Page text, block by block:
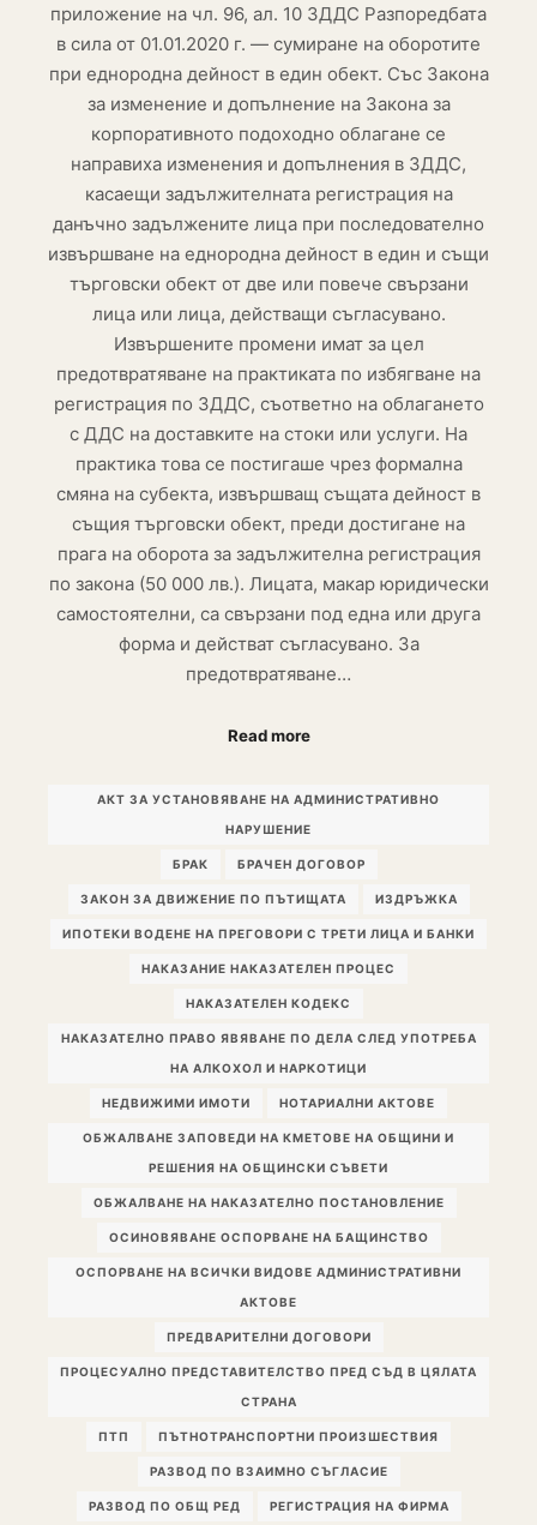
приложение на чл. 96, ал. 10 ЗДДС Разпоредбата
в сила от 01.01.2020 г. — сумиране на оборотите
при еднородна дейност в един обект. Със Закона
за изменение и допълнение на Закона за
корпоративното подоходно облагане се
направиха изменения и допълнения в ЗДДС,
касаещи задължителната регистрация на
данъчно задължените лица при последователно
извършване на еднородна дейност в един и същи
търговски обект от две или повече свързани
лица или лица, действащи съгласувано.
Извършените промени имат за цел
предотвратяване на практиката по избягване на
регистрация по ЗДДС, съответно на облагането
с ДДС на доставките на стоки или услуги. На
практика това се постигаше чрез формална
смяна на субекта, извършващ същата дейност в
същия търговски обект, преди достигане на
прага на оборота за задължителна регистрация
по закона (50 000 лв.). Лицата, макар юридически
самостоятелни, са свързани под една или друга
форма и действат съгласувано. За
предотвратяване…
Read more
АКТ ЗА УСТАНОВЯВАНЕ НА АДМИНИСТРАТИВНО
НАРУШЕНИЕ
БРАК БРАЧЕН ДОГОВОР
ЗАКОН ЗА ДВИЖЕНИЕ ПО ПЪТИЩАТА ИЗДРЪЖКА
ИПОТЕКИ ВОДЕНЕ НА ПРЕГОВОРИ С ТРЕТИ ЛИЦА И БАНКИ
НАКАЗАНИЕ НАКАЗАТЕЛЕН ПРОЦЕС
НАКАЗАТЕЛЕН КОДЕКС
НАКАЗАТЕЛНО ПРАВО ЯВЯВАНЕ ПО ДЕЛА СЛЕД УПОТРЕБА
НА АЛКОХОЛ И НАРКОТИЦИ
НЕДВИЖИМИ ИМОТИ НОТАРИАЛНИ АКТОВЕ
ОБЖАЛВАНЕ ЗАПОВЕДИ НА КМЕТОВЕ НА ОБЩИНИ И
РЕШЕНИЯ НА ОБЩИНСКИ СЪВЕТИ
ОБЖАЛВАНЕ НА НАКАЗАТЕЛНО ПОСТАНОВЛЕНИЕ
ОСИНОВЯВАНЕ ОСПОРВАНЕ НА БАЩИНСТВО
ОСПОРВАНЕ НА ВСИЧКИ ВИДОВЕ АДМИНИСТРАТИВНИ
АКТОВЕ
ПРЕДВАРИТЕЛНИ ДОГОВОРИ
ПРОЦЕСУАЛНО ПРЕДСТАВИТЕЛСТВО ПРЕД СЪД В ЦЯЛАТА
СТРАНА
ПТП ПЪТНОТРАНСПОРТНИ ПРОИЗШЕСТВИЯ
РАЗВОД ПО ВЗАИМНО СЪГЛАСИЕ
РАЗВОД ПО ОБЩ РЕД РЕГИСТРАЦИЯ НА ФИРМА